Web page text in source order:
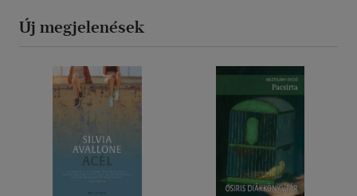
Új megjelenések